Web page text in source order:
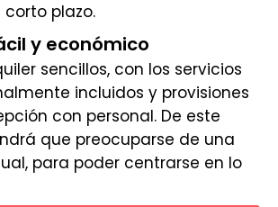
plazo.
y económico
sencillos, con los servicios
incluidos y provisiones
con personal. De este
que preocuparse de una
para poder centrarse en lo